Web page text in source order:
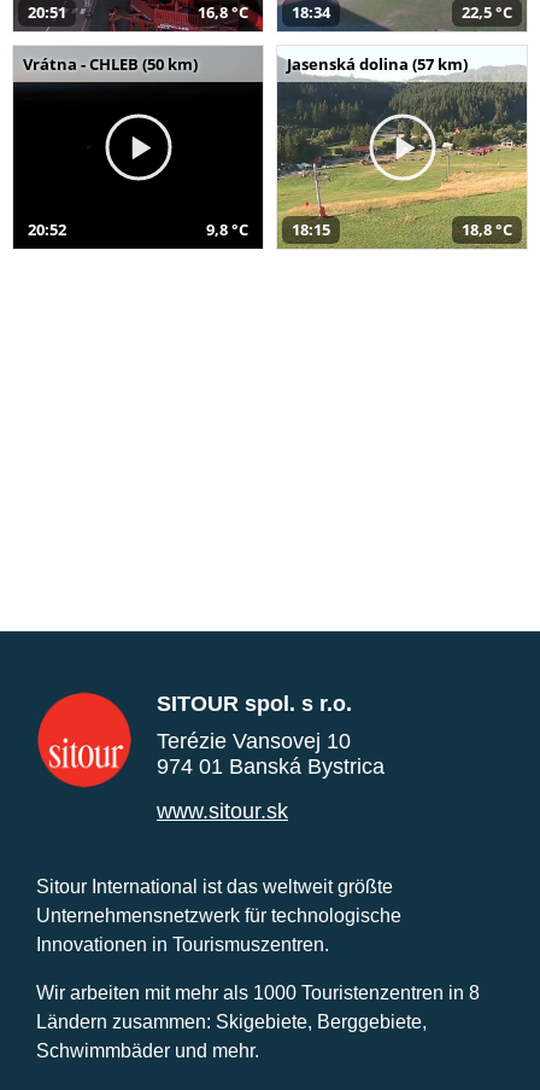
20:51 16,8 °C 18:34 22,5 °C
Vrátna - CHLEB (50 km)
20:52 9,8 °C
Jasenská dolina (57 km)
18:15 18,8 °C
SITOUR spol. s r.o.
Terézie Vansovej 10
974 01 Banská Bystrica
www.sitour.sk
Sitour International ist das weltweit größte
Unternehmensnetzwerk für technologische
Innovationen in Tourismuszentren.
Wir arbeiten mit mehr als 1000 Touristenzentren in 8
Ländern zusammen: Skigebiete, Berggebiete,
Schwimmbäder und mehr.